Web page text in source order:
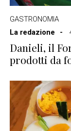
GASTRONOMIA
La redazione
Danieli, il
prodotti da